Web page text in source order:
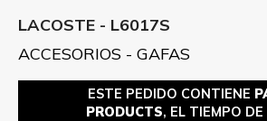
LACOSTE - L6017S
ACCESORIOS - GAFAS
ESTE PEDIDO CONTIENE
PRODUCTS, EL TIEMPO DE